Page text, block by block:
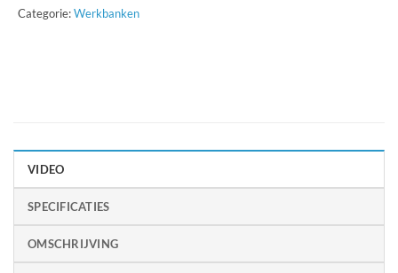
Categorie:Werkbanken
VIDEO
SPECIFICATIES
OMSCHRIJVING